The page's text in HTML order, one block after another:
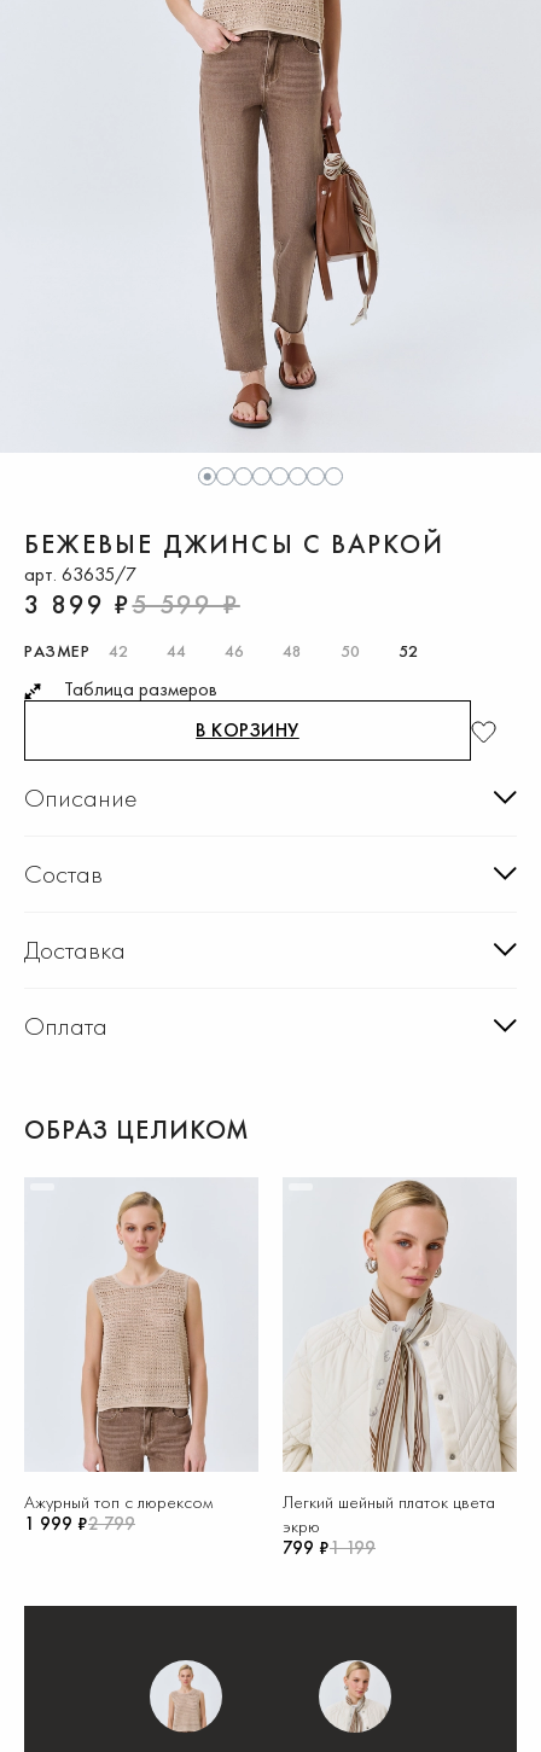
1 2 3 4 5 6 7 8
БЕЖЕВЫЕ ДЖИНСЫ С ВАРКОЙ
арт. 63635/7
3 899 ₽5 599 ₽
РАЗМЕР 42 44 46 48 50 52
Таблица размеров
В КОРЗИНУ
Описание
Состав
Доставка
Оплата
ОБРАЗ ЦЕЛИКОМ
Ажурный топ с люрексом
1 999 ₽2 799
Легкий шейный платок цвета
экрю
799 ₽1 199